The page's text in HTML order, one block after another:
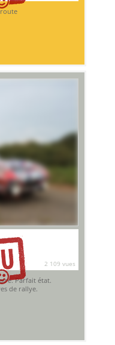
2 109 vues
Parfait état.
de rallye.